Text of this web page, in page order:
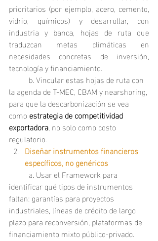
prioritarios (por ejemplo, acero, cemento,
vidrio, químicos) y desarrollar, con
industria y banca, hojas de ruta que
traduzcan metas climáticas en
necesidades concretas de inversión,
tecnología y financiamiento.
la agenda de T‑MEC, CBAM y nearshoring,
para que la descarbonización se vea
como estrategia de competitividad
exportadora, no solo como costo
regulatorio.
Diseñar instrumentos financieros
específicos, no genéricos
identificar qué tipos de instrumentos
faltan: garantías para proyectos
industriales, líneas de crédito de largo
plazo para reconversión, plataformas de
financiamiento mixto público‑privado.